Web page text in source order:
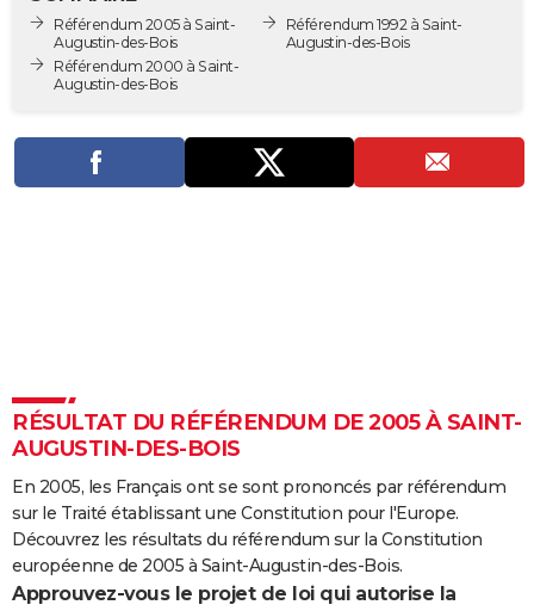
Art de vivre
Bien-être
Loisirs
ModeModes de vie
SANTE
Alimentation
Guide de la santé
Maladies
Médicaments
Sommeil
VOYAGE
PHOTO
GUIDES D'ACHAT
COPAINS D'AVANT
FORUM
Bricolage
Lifestyle
Culture
Sport
Auto
Television
Voyage
Cinema
Référendum 2005 à Saint-
Augustin-des-Bois
Référendum 2000 à Saint-
Augustin-des-Bois
Référendum 1992 à Saint-
Augustin-des-Bois
RÉSULTAT DU RÉFÉRENDUM DE 2005 À SAINT-
AUGUSTIN-DES-BOIS
En 2005, les Français ont se sont prononcés par référendum
sur le Traité établissant une Constitution pour l'Europe.
Découvrez les résultats du référendum sur la Constitution
européenne de 2005 à Saint-Augustin-des-Bois.
Approuvez-vous le projet de loi qui autorise la